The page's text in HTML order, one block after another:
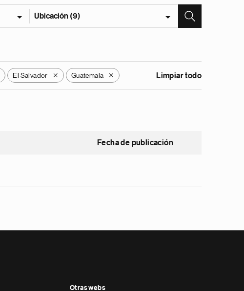
Ubicación (9)
El Salvador X Guatemala X Limpiar todo
Fecha de publicación
Otras webs